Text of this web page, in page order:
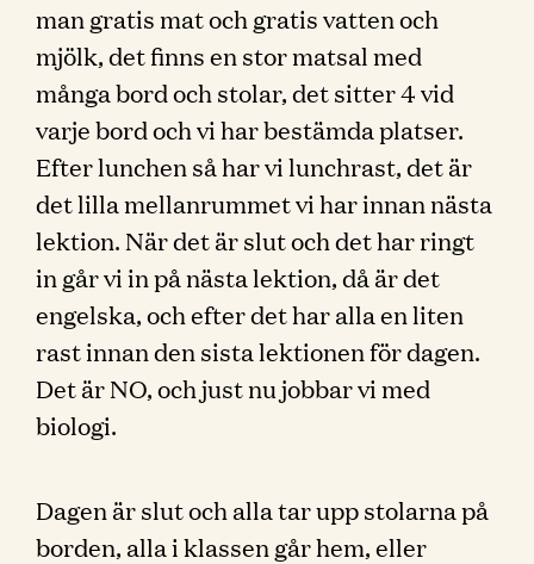
man gratis mat och gratis vatten och
mjölk, det finns en stor matsal med
många bord och stolar, det sitter 4 vid
varje bord och vi har bestämda platser.
Efter lunchen så har vi lunchrast, det är
det lilla mellanrummet vi har innan nästa
lektion. När det är slut och det har ringt
in går vi in på nästa lektion, då är det
engelska, och efter det har alla en liten
rast innan den sista lektionen för dagen.
Det är NO, och just nu jobbar vi med
biologi.
Dagen är slut och alla tar upp stolarna på
borden, alla i klassen går hem, eller